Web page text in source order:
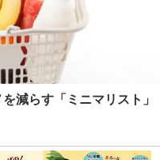
減らす「ミニマリスト」